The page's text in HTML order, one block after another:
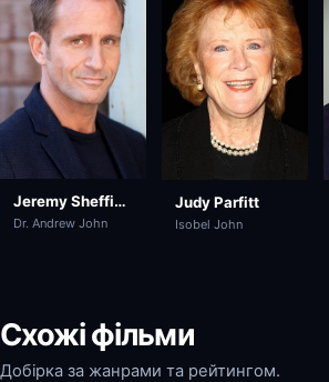
Jeremy Sheffield
Dr. Andrew John
Judy Parfitt
Isobel John
Схожі фільми
Добірка за жанрами та рейтингом.